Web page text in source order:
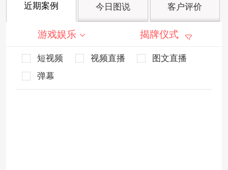
近期案例 今日图说 客户评价
游戏娱乐 揭牌仪式
短视频 视频直播
图文直播
弹幕